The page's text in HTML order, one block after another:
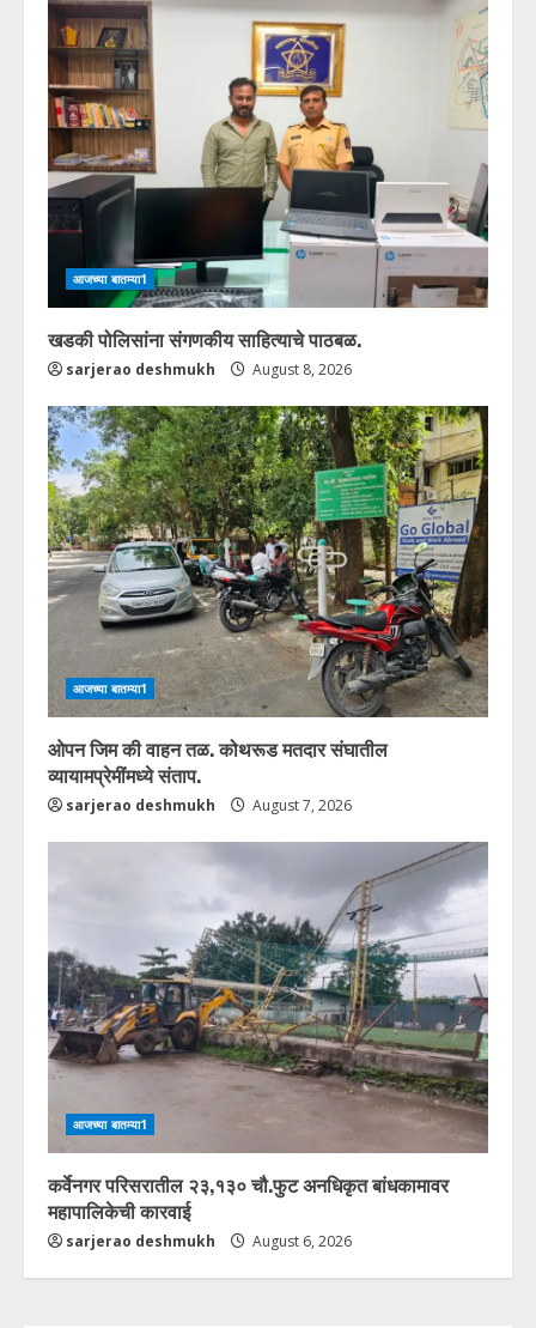
आजच्या बातम्या1
खडकी पोलिसांना संगणकीय साहित्याचे पाठबळ.
sarjerao deshmukh August 8, 2026
आजच्या बातम्या1
ओपन जिम की वाहन तळ. कोथरूड मतदार संघातील
व्यायामप्रेमींमध्ये संताप.
sarjerao deshmukh August 7, 2026
आजच्या बातम्या1
कर्वेनगर परिसरातील २३,१३० चौ.फुट अनधिकृत बांधकामावर
महापालिकेची कारवाई
sarjerao deshmukh August 6, 2026